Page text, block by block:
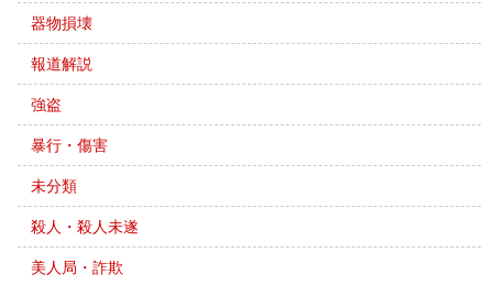
器物損壊
報道解説
強盗
暴行・傷害
未分類
殺人・殺人未遂
美人局・詐欺